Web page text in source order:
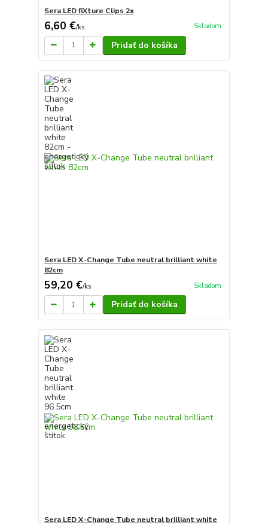
Sera LED fiXture Clips 2x
6,60 €/ks Skladom
Pridať do košíka
Sera LED X-Change Tube neutral brilliant white
82cm
59,20 €/ks Skladom
Pridať do košíka
Sera LED X-Change Tube neutral brilliant white